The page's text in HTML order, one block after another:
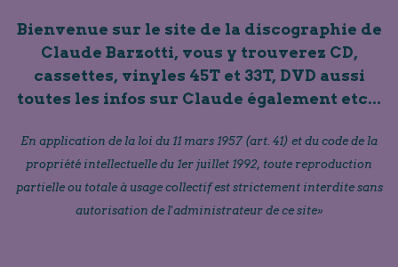
Bienvenue sur le site de la discographie de
Claude Barzotti, vous y trouverez CD,
cassettes, vinyles 45T et 33T, DVD aussi
toutes les infos sur Claude également etc...
En application de la loi du 11 mars 1957 (art. 41) et du code de la
propriété intellectuelle du 1er juillet 1992, toute reproduction
partielle ou totale à usage collectif est strictement interdite sans
autorisation de l'administrateur de ce site»